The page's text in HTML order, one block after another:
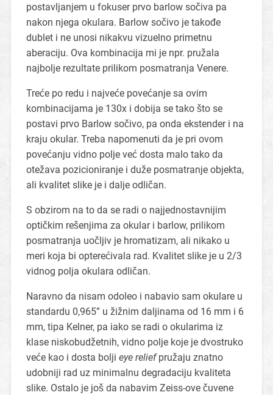
postavljanjem u fokuser prvo barlow sočiva pa
nakon njega okulara. Barlow sočivo je takođe
dublet i ne unosi nikakvu vizuelno primetnu
aberaciju. Ova kombinacija mi je npr. pružala
najbolje rezultate prilikom posmatranja Venere.
Treće po redu i najveće povećanje sa ovim
kombinacijama je 130x i dobija se tako što se
postavi prvo Barlow sočivo, pa onda ekstender i na
kraju okular. Treba napomenuti da je pri ovom
povećanju vidno polje već dosta malo tako da
otežava pozicioniranje i duže posmatranje objekta,
ali kvalitet slike je i dalje odličan.
S obzirom na to da se radi o najjednostavnijim
optičkim rešenjima za okular i barlow, prilikom
posmatranja uočljiv je hromatizam, ali nikako u
meri koja bi opterećivala rad. Kvalitet slike je u 2/3
vidnog polja okulara odličan.
Naravno da nisam odoleo i nabavio sam okulare u
standardu 0,965” u žižnim daljinama od 16 mm i 6
mm, tipa Kelner, pa iako se radi o okularima iz
klase niskobudžetnih, vidno polje koje je dvostruko
veće kao i dosta bolji eye reliefpružaju znatno
udobniji rad uz minimalnu degradaciju kvaliteta
slike. Ostalo je još da nabavim Zeiss-ove čuvene